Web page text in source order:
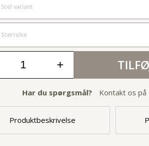
variant
+
Har du spørgsmål? Kontakt os på
Produktbeskrivelse